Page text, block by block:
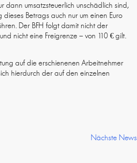
dann umsatzsteuerlich unschädlich sind,
Betrags auch nur um einen Euro
Der BFH folgt damit nicht der
nicht eine Freigrenze – von 110 € gilt.
auf die erschienenen Arbeitnehmer
hierdurch der auf den einzelnen
Nächste News